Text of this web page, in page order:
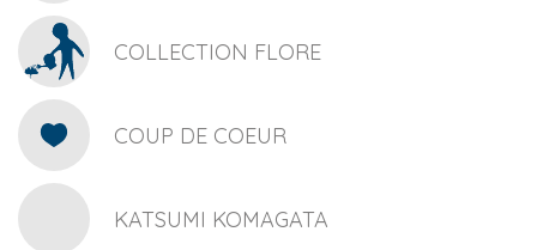
COLLECTION FLORE
COUP DE COEUR
KATSUMI KOMAGATA